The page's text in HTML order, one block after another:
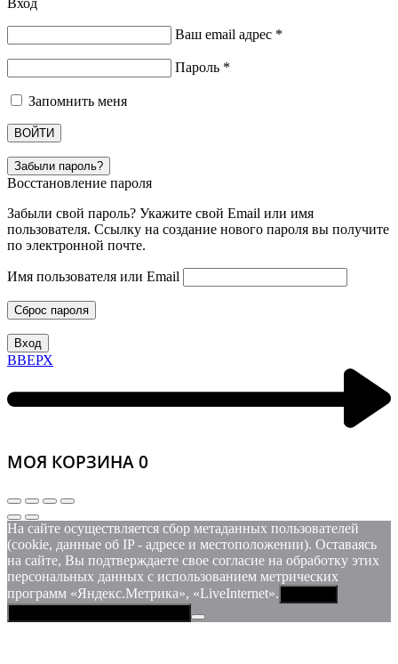
Вход
Ваш email адрес *
Пароль *
Запомнить меня
ВОЙТИ
Забыли пароль?
Восстановление пароля
Забыли свой пароль? Укажите свой Email или имя
пользователя. Ссылку на создание нового пароля вы получите
по электронной почте.
Имя пользователя или Email
Сброс пароля
Вход
ВВЕРХ
МОЯ КОРЗИНА 0
На сайте осуществляется сбор метаданных пользователей
(cookie, данные об IP - адресе и местоположении). Оставаясь
на сайте, Вы подтверждаете свое согласие на обработку этих
персональных данных c использованием метрических
программ «Яндекс.Метрика», «LiveInternet».